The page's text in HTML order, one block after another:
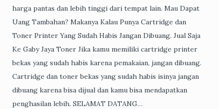
harga pantas dan lebih tinggi dari tempat lain. Mau Dapat
Uang Tambahan? Makanya Kalau Punya Cartridge dan
Toner Printer Yang Sudah Habis Jangan Dibuang. Jual Saja
Ke Gaby Jaya Toner Jika kamu memiliki cartridge printer
bekas yang sudah habis karena pemakaian, jangan dibuang.
Cartridge dan toner bekas yang sudah habis isinya jangan
dibuang karena bisa dijual dan kamu bisa mendapatkan
penghasilan lebih. SELAMAT DATANG…